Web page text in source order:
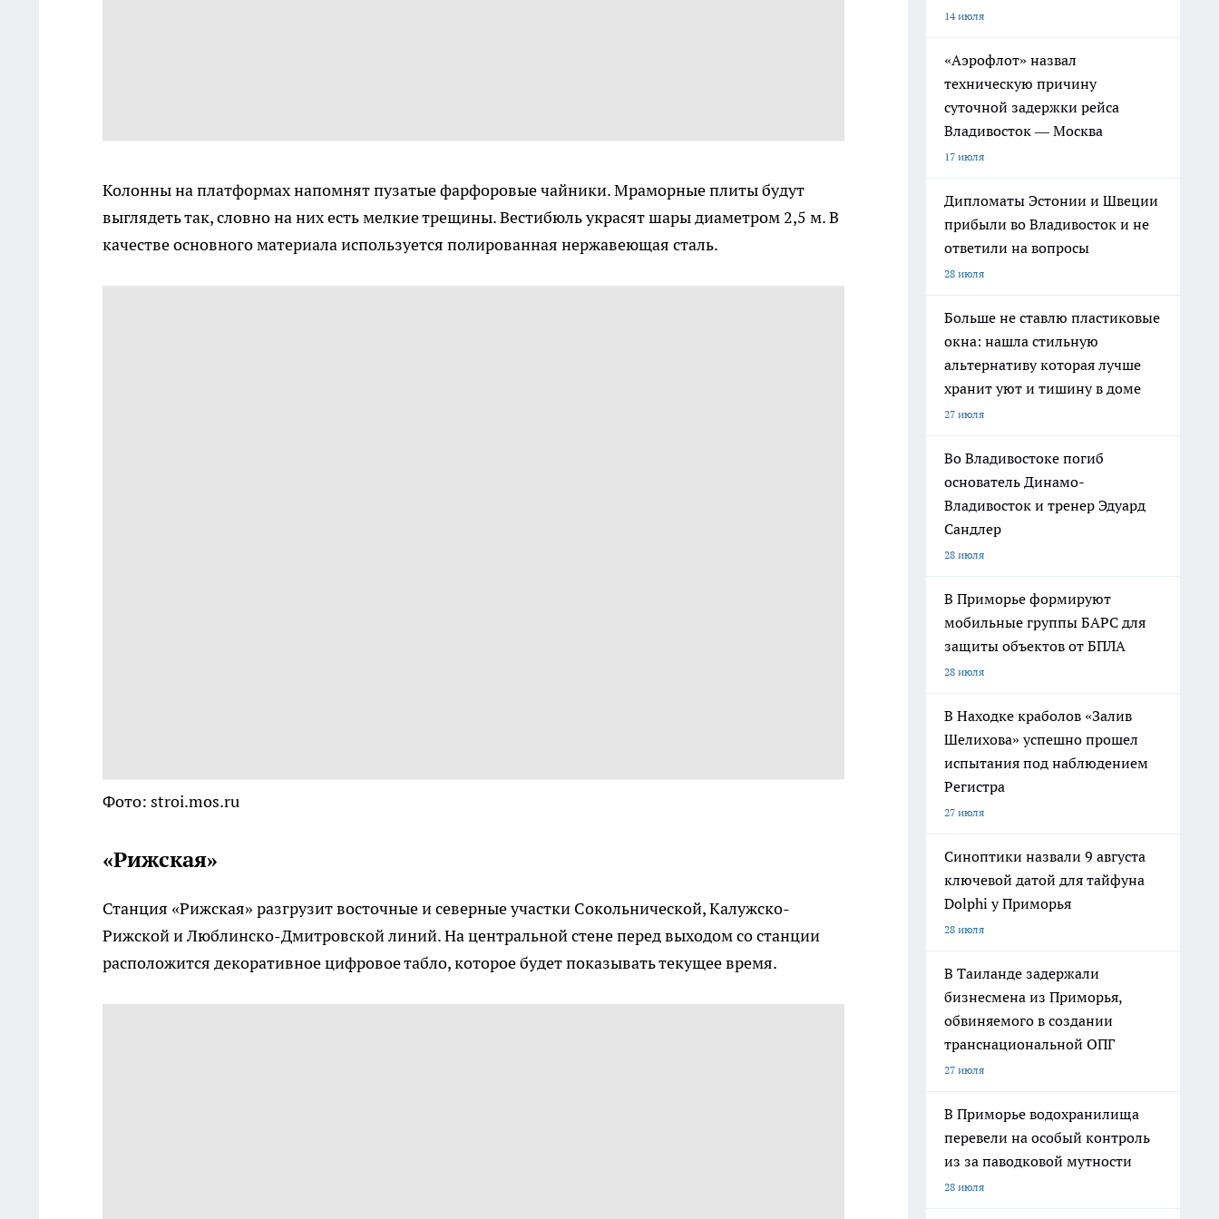
Колонны на платформах напомнят пузатые фарфоровые чайники. Мраморные плиты будут
выглядеть так, словно на них есть мелкие трещины. Вестибюль украсят шары диаметром 2,5 м. В
качестве основного материала используется полированная нержавеющая сталь.
Фото: stroi.mos.ru
«Рижская»
Станция «Рижская» разгрузит восточные и северные участки Сокольнической, Калужско-
Рижской и Люблинско-Дмитровской линий. На центральной стене перед выходом со станции
расположится декоративное цифровое табло, которое будет показывать текущее время.
14 июля
«Аэрофлот» назвал
техническую причину
суточной задержки рейса
Владивосток — Москва
17 июля
Дипломаты Эстонии и Швеции
прибыли во Владивосток и не
ответили на вопросы
28 июля
Больше не ставлю пластиковые
окна: нашла стильную
альтернативу которая лучше
хранит уют и тишину в доме
27 июля
Во Владивостоке погиб
основатель Динамо-
Владивосток и тренер Эдуард
Сандлер
28 июля
В Приморье формируют
мобильные группы БАРС для
защиты объектов от БПЛА
28 июля
В Находке краболов «Залив
Шелихова» успешно прошел
испытания под наблюдением
Регистра
27 июля
Синоптики назвали 9 августа
ключевой датой для тайфуна
Dolphi у Приморья
28 июля
В Таиланде задержали
бизнесмена из Приморья,
обвиняемого в создании
транснациональной ОПГ
27 июля
В Приморье водохранилища
перевели на особый контроль
из за паводковой мутности
28 июля